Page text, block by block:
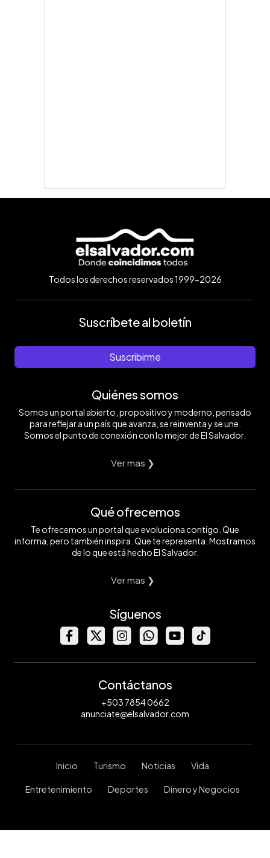
Todos los derechos reservados 1999-2026
Suscríbete al boletín
Suscribirme
Quiénes somos
Somos un portal abierto, propositivo y moderno, pensado
para reflejar a un país que avanza, se reinventa y se une.
Somos el punto de conexión con lo mejor de El Salvador.
Ver mas ❯
Qué ofrecemos
Te ofrecemos un portal que evoluciona contigo. Que
informa, pero también inspira. Que te representa. Mostramos
de lo que está hecho El Salvador.
Ver mas ❯
Síguenos
Contáctanos
+503 7854 0662
anunciate@elsalvador.com
Inicio Turismo Noticias Vida
Entretenimiento Deportes Dinero y Negocios